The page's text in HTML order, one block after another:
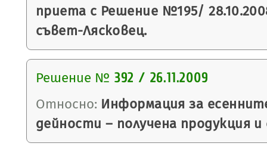
приета с Решение №195/
съвет-Лясковец.
Решение № 392 / 26.11.2009
Относно: Информация за
дейности – получена продукция